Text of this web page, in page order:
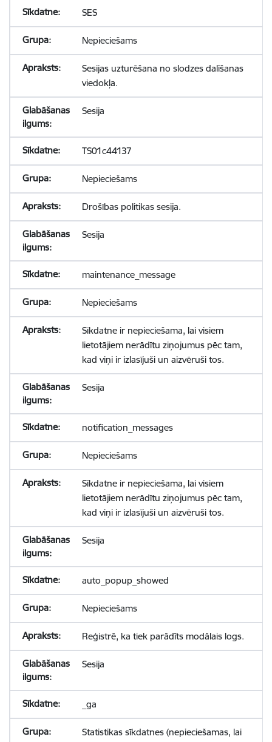
SES
Nepieciešams
Sesijas uzturēšana no slodzes dalīšanas
viedokļa.
Sesija
TS01c44137
Nepieciešams
Drošības politikas sesija.
Sesija
maintenance_message
Nepieciešams
Sīkdatne ir nepieciešama, lai visiem
lietotājiem nerādītu ziņojumus pēc tam,
kad viņi ir izlasījuši un aizvēruši tos.
Sesija
notification_messages
Nepieciešams
Sīkdatne ir nepieciešama, lai visiem
lietotājiem nerādītu ziņojumus pēc tam,
kad viņi ir izlasījuši un aizvēruši tos.
Sesija
auto_popup_showed
Nepieciešams
Reģistrē, ka tiek parādīts modālais logs.
Sesija
_ga
Statistikas sīkdatnes (nepieciešamas, lai